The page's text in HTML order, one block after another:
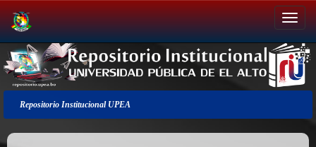
Salir
de
la
navegación
Repositorio Institucional UPEA